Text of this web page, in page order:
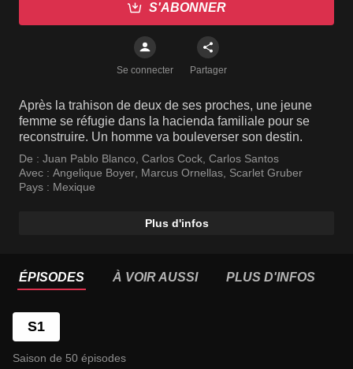
S'ABONNER
Se connecter Partager
Après la trahison de deux de ses proches, une jeune
femme se réfugie dans la hacienda familiale pour se
reconstruire. Un homme va bouleverser son destin.
De : Juan Pablo Blanco, Carlos Cock, Carlos Santos
Avec : Angelique Boyer, Marcus Ornellas, Scarlet Gruber
Pays : Mexique
Plus d'infos
ÉPISODES À VOIR AUSSI PLUS D'INFOS
S1
Saison de 50 épisodes